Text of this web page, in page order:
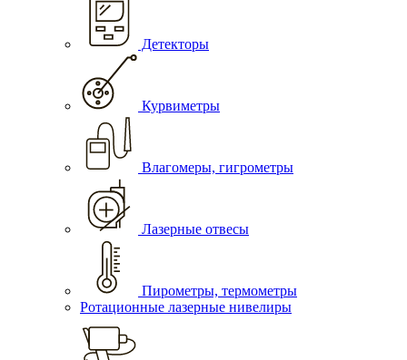
Детекторы
Курвиметры
Влагомеры, гигрометры
Лазерные отвесы
Пирометры, термометры
Ротационные лазерные нивелиры